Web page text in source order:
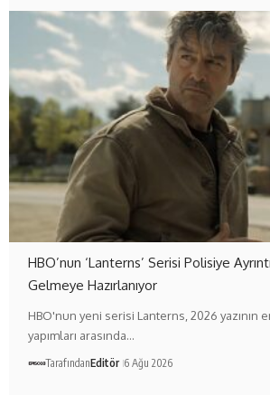
HBO’nun ‘Lanterns’ Serisi Polisiye
Gelmeye Hazırlanıyor
HBO'nun yeni serisi Lanterns, 2026 yazının
yapımları arasında…
TarafındanEditör 6 Ağu 2026